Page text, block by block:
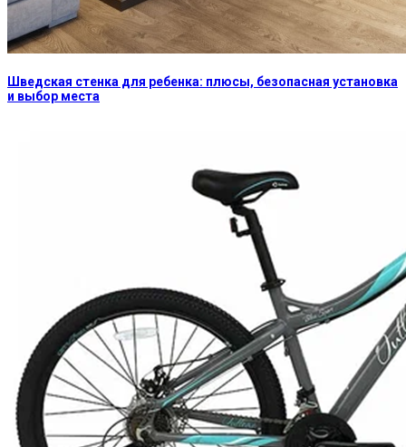
Шведская стенка для ребенка: плюсы, безопасная установка
и выбор места